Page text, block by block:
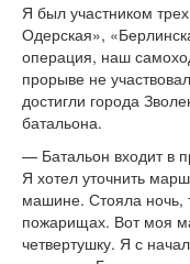
Я был участником
Одерская»,
операция, наш
прорыве не
достигли города
батальона.
— Батальон входит в
Я хотел уточнить
машине. Стояла ночь,
пожарищах. Вот моя
четвертушку. Я с